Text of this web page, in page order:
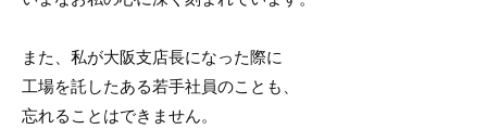
また、私が大阪支店長になった際に
工場を託したある若手社員のことも、
忘れることはできません。